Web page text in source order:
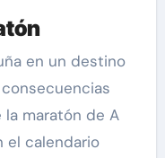
en un destino
la maratón de A
el calendario